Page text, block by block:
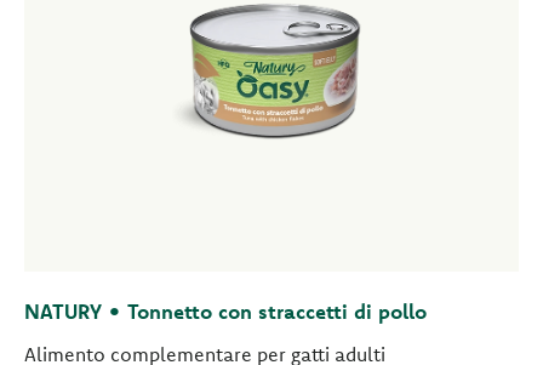
NATURY • Tonnetto con straccetti di pollo
Alimento complementare per gatti adulti